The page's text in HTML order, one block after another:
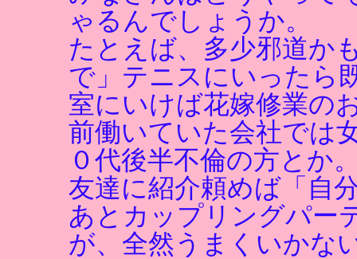
ゃるんでしょうか。
たとえば、多少邪道か
で」テニスにいったら
室にいけば花嫁修業の
前働いていた会社では
０代後半不倫の方とか
友達に紹介頼めば「自
あとカップリングパー
が、全然うまくいかな